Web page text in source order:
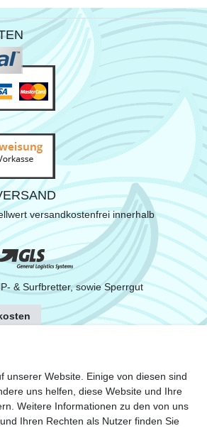
versandkostenfrei innerhalb
& Surfbretter, sowie Sperrgut
unserer Website. Einige von diesen sind
uns helfen, diese Website und Ihre
Weitere Informationen zu den von uns
Ihren Rechten als Nutzer finden Sie